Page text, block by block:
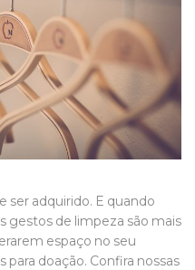
ser adquirido. E quando
gestos de limpeza são mais
espaço no seu
para doação. Confira nossas